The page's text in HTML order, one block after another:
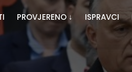
PROVJERENO ↓ ISPRAVCI